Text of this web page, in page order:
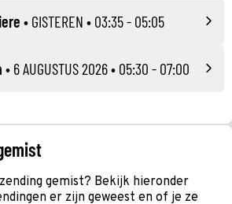
• GISTEREN • 03:35 - 05:05
• 6 AUGUSTUS 2026• 05:30 - 07:00
gemist? Bekijk hieronder
er zijn geweest en of je ze